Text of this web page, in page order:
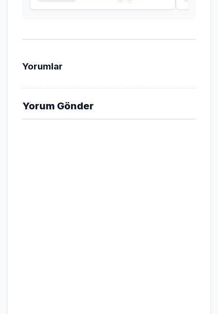
Yorumlar
Yorum Gönder